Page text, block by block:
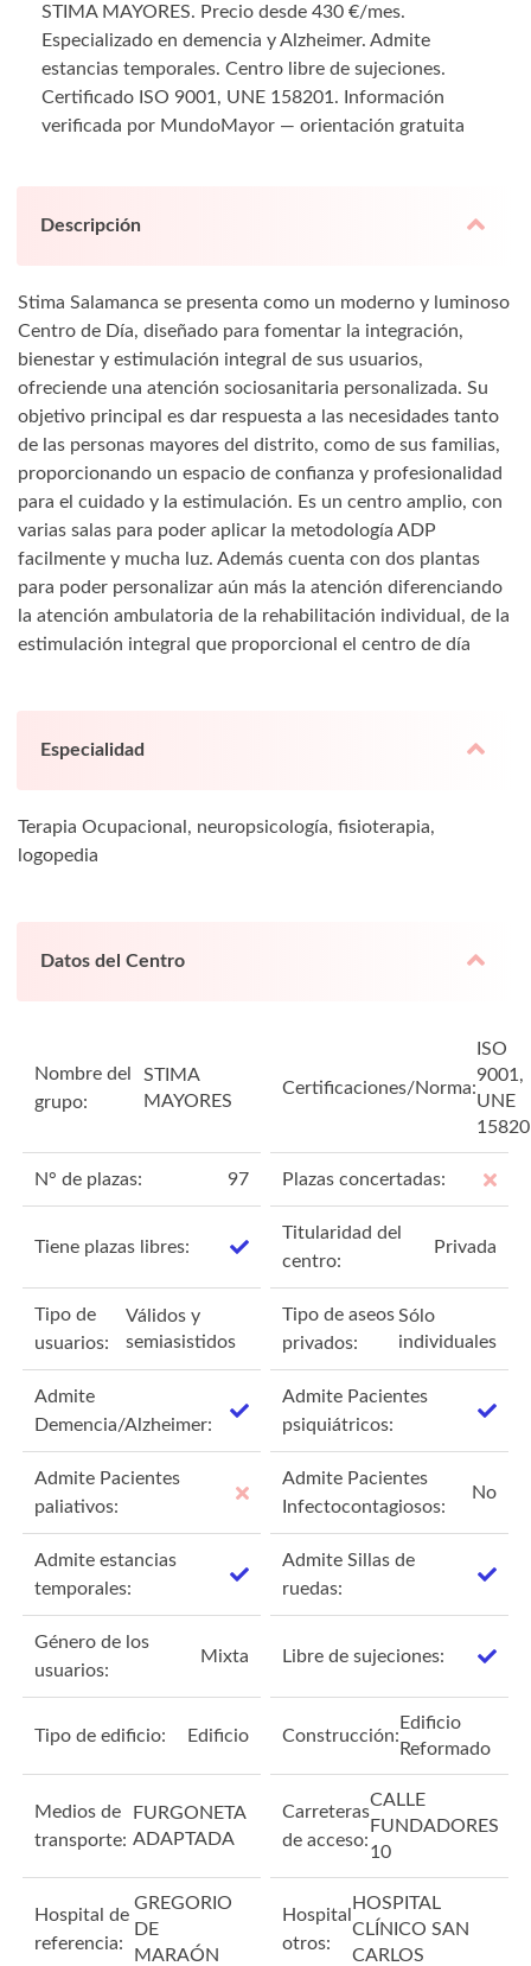
STIMA MAYORES. Precio desde 430 €/mes.
Especializado en demencia y Alzheimer. Admite
estancias temporales. Centro libre de sujeciones.
Certificado ISO 9001, UNE 158201. Información
verificada por MundoMayor — orientación gratuita
Descripción
Stima Salamanca se presenta como un moderno y luminoso
Centro de Día, diseñado para fomentar la integración,
bienestar y estimulación integral de sus usuarios,
ofreciende una atención sociosanitaria personalizada. Su
objetivo principal es dar respuesta a las necesidades tanto
de las personas mayores del distrito, como de sus familias,
proporcionando un espacio de confianza y profesionalidad
para el cuidado y la estimulación. Es un centro amplio, con
varias salas para poder aplicar la metodología ADP
facilmente y mucha luz. Además cuenta con dos plantas
para poder personalizar aún más la atención diferenciando
la atención ambulatoria de la rehabilitación individual, de la
estimulación integral que proporcional el centro de día
Especialidad
Terapia Ocupacional, neuropsicología, fisioterapia,
logopedia
Datos del Centro
Nombre del
grupo:
STIMA
MAYORES
Certificaciones/Norma:
ISO
9001,
UNE
N° de plazas: 97 Plazas concertadas:
Tiene plazas libres:
Titularidad del
centro:
Privada
Tipo de
usuarios:
Válidos y
semiasistidos
Tipo de aseos
privados:
Sólo
individuales
Admite
Demencia/Alzheimer:
Admite Pacientes
psiquiátricos:
Admite Pacientes
paliativos:
Admite Pacientes
Infectocontagiosos:
No
Admite estancias
temporales:
Admite Sillas de
ruedas:
Género de los
usuarios:
Mixta Libre de sujeciones:
Tipo de edificio: Edificio Construcción:
Edificio
Reformado
Medios de
transporte:
FURGONETA
ADAPTADA
Carreteras
de acceso:
CALLE
FUNDADORES
10
Hospital de
referencia:
GREGORIO
DE
MARAÓN
Hospital
otros:
HOSPITAL
CLÍNICO SAN
CARLOS